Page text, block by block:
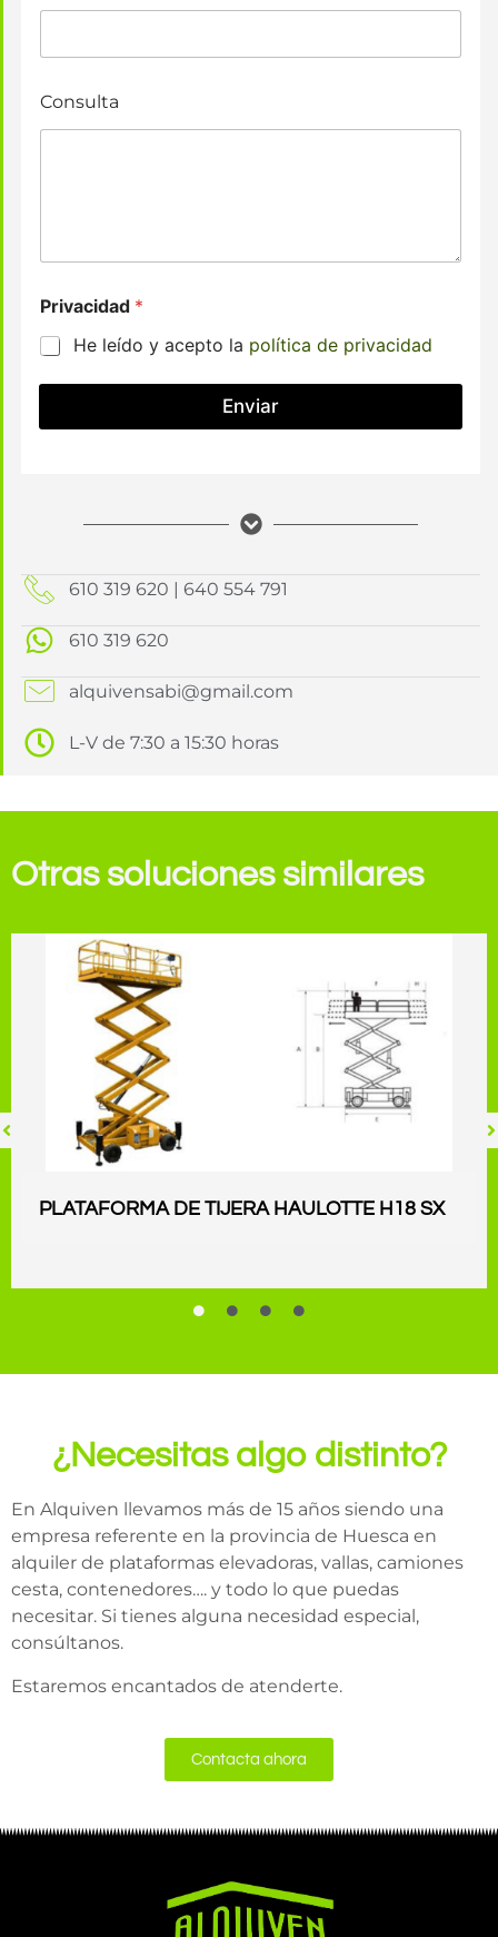
Consulta
Privacidad *
He leído y acepto la política de privacidad
Enviar
610 319 620 | 640 554 791
610 319 620
alquivensabi@gmail.com
L-V de 7:30 a 15:30 horas
Otras soluciones similares
PLATAFORMA DE TIJERA HAULOTTE H18 SX
¿Necesitas algo distinto?
En Alquiven llevamos más de 15 años siendo una
empresa referente en la provincia de Huesca en
alquiler de plataformas elevadoras, vallas, camiones
cesta, contenedores…. y todo lo que puedas
necesitar. Si tienes alguna necesidad especial,
consúltanos.
Estaremos encantados de atenderte.
Contacta ahora